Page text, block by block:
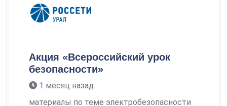
Акция «Всероссийский урок
безопасности»
1 месяц назад
материалы по теме электробезопасности